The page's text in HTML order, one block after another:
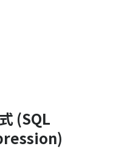
(SQL